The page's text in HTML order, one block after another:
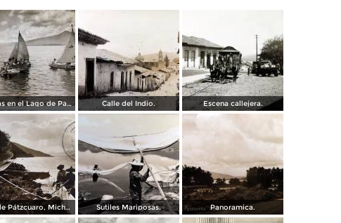
Lanchas en el Lago de Patzcuaro. Calle del Indio. Escena callejera.
Lago de Pátzcuaro, Michoacán por el Fotógrafo Hugo Brehme. ( Circulada el 6 de Marzo de 1931 ). Sutiles Mariposas. Panoramica.